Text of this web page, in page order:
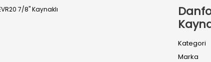
Kategori
Marka